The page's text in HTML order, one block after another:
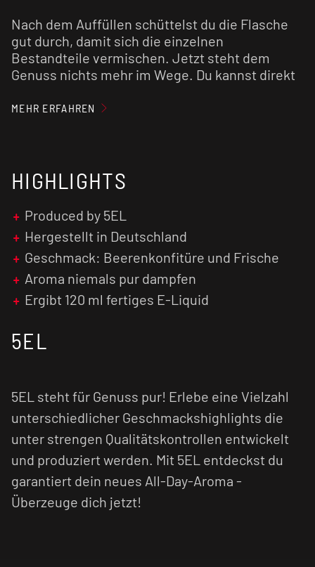
Nach dem Auffüllen schüttelst du die Flasche
gut durch, damit sich die einzelnen
Bestandteile vermischen. Jetzt steht dem
Genuss nichts mehr im Wege. Du kannst direkt
Achtung:Aroma niemals pur dampfen!
MEHR ERFAHREN
HIGHLIGHTS
Produced by 5EL
Hergestellt in Deutschland
Geschmack: Beerenkonfitüre und Frische
Aroma niemals pur dampfen
Ergibt 120 ml fertiges E-Liquid
5EL
5EL steht für Genuss pur! Erlebe eine Vielzahl
unterschiedlicher Geschmackshighlights die
unter strengen Qualitätskontrollen entwickelt
und produziert werden. Mit 5EL entdeckst du
garantiert dein neues All-Day-Aroma -
Überzeuge dich jetzt!